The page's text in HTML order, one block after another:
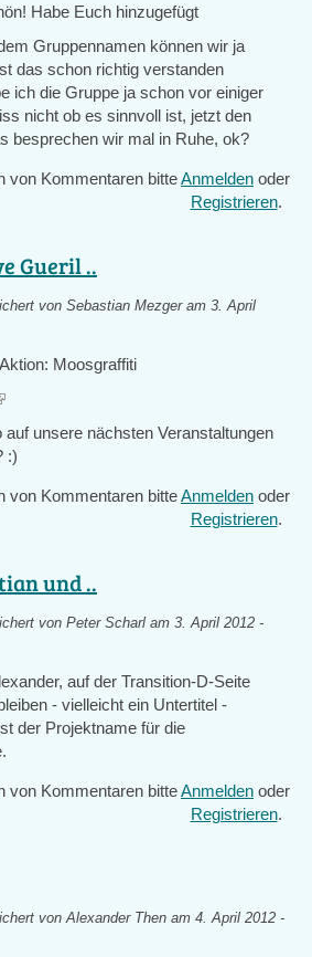
Habe Euch hinzugefügt
Gruppennamen können wir ja
das schon richtig verstanden
ich die Gruppe ja schon vor einiger
nicht ob es sinnvoll ist, jetzt den
besprechen wir mal in Ruhe, ok?
von Kommentaren bitteAnmelden oder
Registrieren.
Gueril ..
von Sebastian Mezgeram 3. April
Moosgraffiti
unsere nächsten Veranstaltungen
:)
von Kommentaren bitteAnmelden oder
Registrieren.
und ..
von Peter Scharl am 3. April 2012 -
auf der Transition-D-Seite
- vielleicht ein Untertitel -
der Projektname für die
von Kommentaren bitteAnmelden oder
Registrieren.
vonAlexander Then am 4. April 2012 -